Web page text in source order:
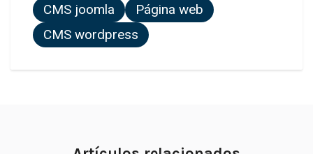
CMS joomla
Página web
CMS wordpress